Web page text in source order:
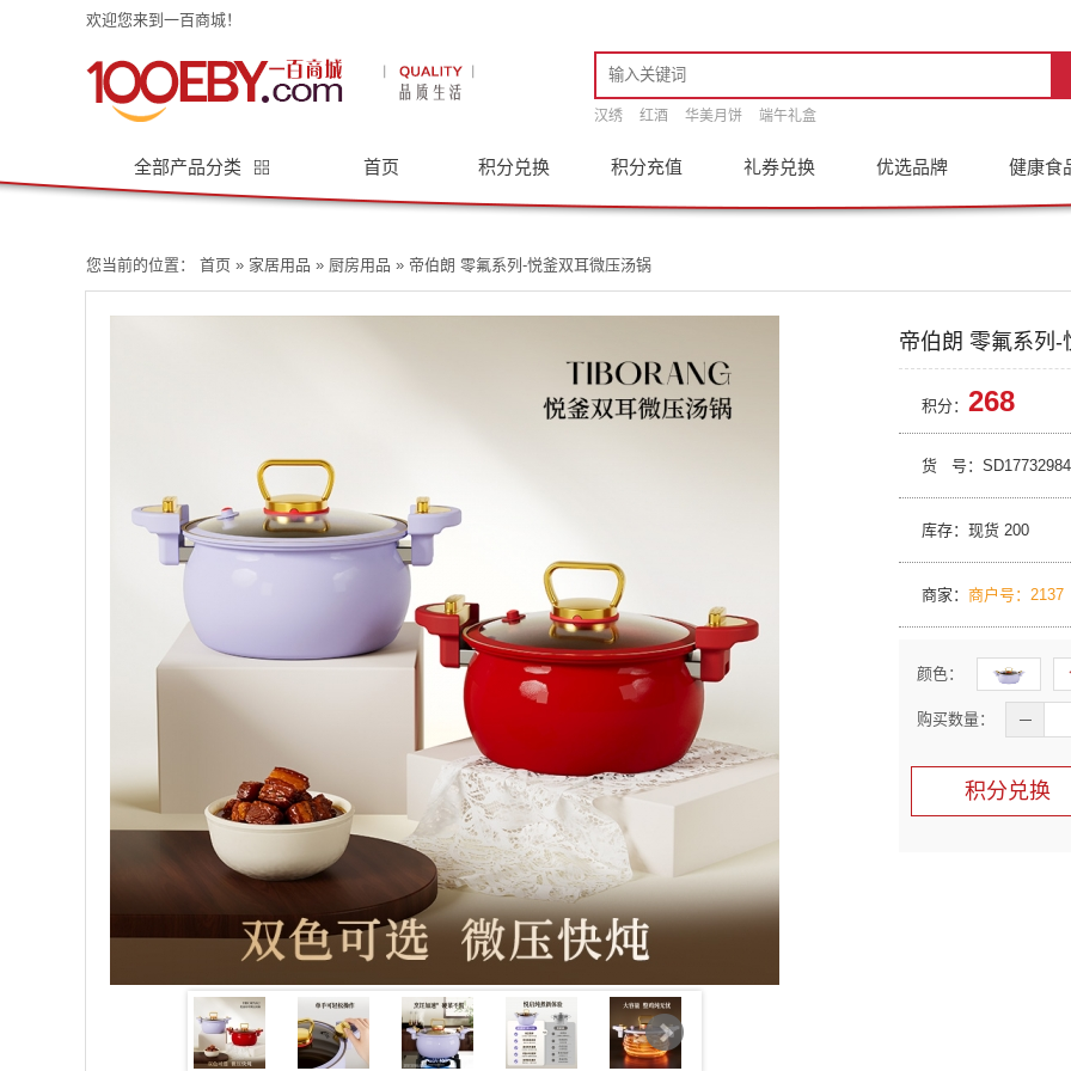
欢迎您来到一百商城！
汉绣 红酒 华美月饼 端午礼盒
全部产品分类 首页 积分兑换 积分充值 礼券兑换 优选品牌 健康食
您当前的位置： 首页 » 家居用品 » 厨房用品 » 帝伯朗 零氟系列-悦釜双耳微压汤锅
帝伯朗 零氟系列-
积分： 268
货 号：
库存：现货 200
商家： 商户号：2137
颜色：
购买数量： ─
积分兑换